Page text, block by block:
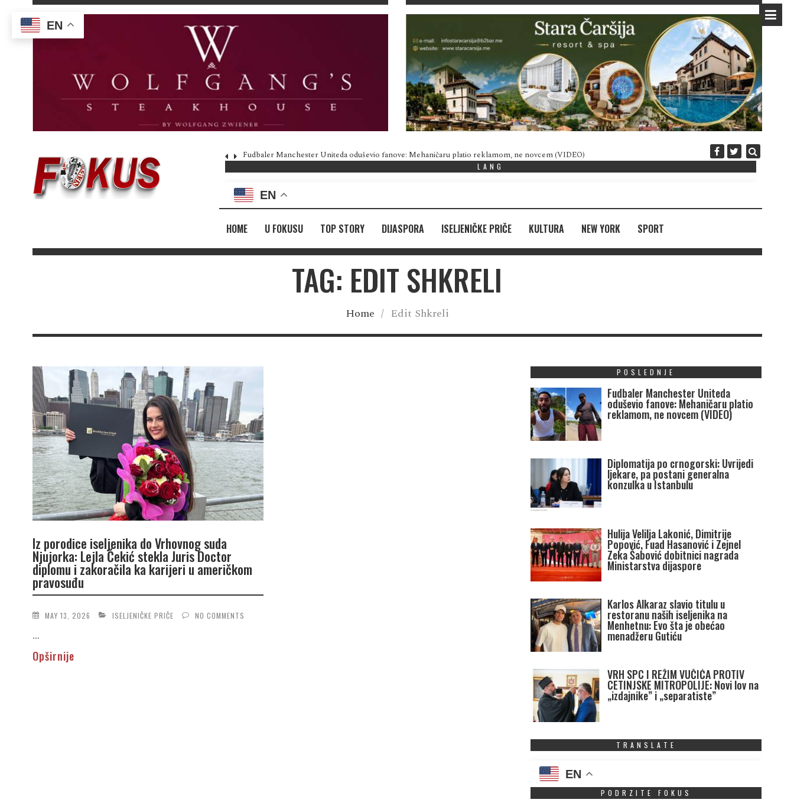
Fudbaler Manchester Uniteda oduševio fanove: Mehaničaru platio reklamom, ne novcem (VIDEO) Diplomatija po
LANG
EN
HOME U FOKUSU TOP STORY DIJASPORA ISELJENIČKE PRIČE KULTURA NEW YORK SPORT
TAG: EDIT SHKRELI
Home / Edit Shkreli
Iz porodice iseljenika do Vrhovnog suda
Njujorka: Lejla Čekić stekla Juris Doctor
diplomu i zakoračila ka karijeri u američkom
pravosuđu
MAY 13, 2026 ISELJENIČKE PRIČE NO COMMENTS
...
Opširnije
POSLEDNJE
Fudbaler Manchester Uniteda
oduševio fanove: Mehaničaru platio
reklamom, ne novcem (VIDEO)
Diplomatija po crnogorski: Uvrijedi
ljekare, pa postani generalna
konzulka u Istanbulu
Hulija Velilja Lakonić, Dimitrije
Popović, Fuad Hasanović i Zejnel
Zeka Šabović dobitnici nagrada
Ministarstva dijaspore
Karlos Alkaraz slavio titulu u
restoranu naših iseljenika na
Menhetnu: Evo šta je obećao
menadžeru Gutiću
VRH SPC I REŽIM VUČIĆA PROTIV
CETINJSKE MITROPOLIJE: Novi lov na
„izdajnike” i „separatiste”
TRANSLATE
EN
PODRZITE FOKUS
EN